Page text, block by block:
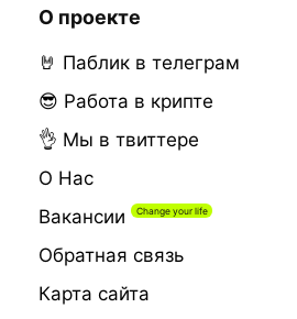
О проекте
🤘 Паблик в телеграм
😎 Работа в крипте
👌 Мы в твиттере
О Нас
Вакансии
Обратная связь
Карта сайта